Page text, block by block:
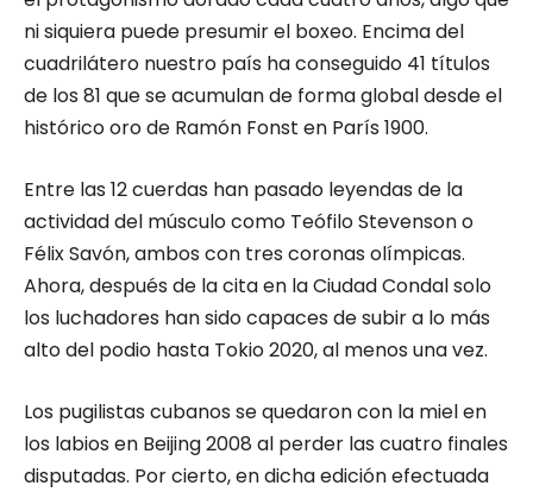
ni siquiera puede presumir el boxeo. Encima del
cuadrilátero nuestro país ha conseguido 41 títulos
de los 81 que se acumulan de forma global desde el
histórico oro de Ramón Fonst en París 1900.
Entre las 12 cuerdas han pasado leyendas de la
actividad del músculo como Teófilo Stevenson o
Félix Savón, ambos con tres coronas olímpicas.
Ahora, después de la cita en la Ciudad Condal solo
los luchadores han sido capaces de subir a lo más
alto del podio hasta Tokio 2020, al menos una vez.
Los pugilistas cubanos se quedaron con la miel en
los labios en Beijing 2008 al perder las cuatro finales
disputadas. Por cierto, en dicha edición efectuada